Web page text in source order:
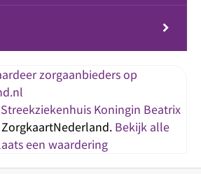
Streekziekenhuis Koningin Beatrix
Bekijk alle
een waardering